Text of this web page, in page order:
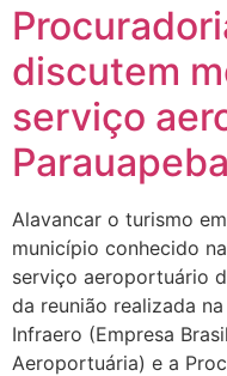
discutem
serviço
Alavancar o turismo
município conhecido
serviço aeroportuário
da reunião realizada
Infraero (Empresa
Aeroportuária) e a